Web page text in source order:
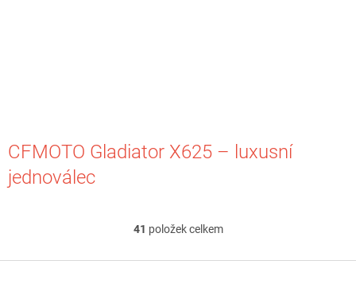
CFMOTO Gladiator X625 – luxusní
jednoválec
O
l
41 položek celkem